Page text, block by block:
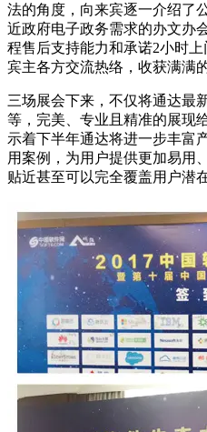
法的角度，向来宾逐一介绍了
近政府电子政务需求的办文办
程售后支持能力和承诺2小时上
宾主各方交流热络，收获满满
三场展会下来，不仅将通达最
等，完美、专业且精准的展现
示着下半年通达将进一步丰富
用案例，为用户提供更加易用
贴近甚至可以完全覆盖用户潜